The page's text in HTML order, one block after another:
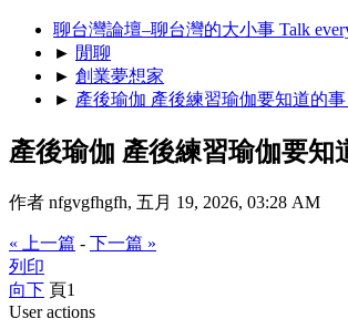
聊台灣論壇–聊台灣的大小事 Talk
► 閒聊
► 創業夢想家
► 產後瑜伽 產後練習瑜伽要知道的
產後瑜伽 產後練習瑜伽要知
作者 nfgvgfhgfh, 五月 19, 2026, 03:28 AM
« 上一篇 - 下一篇 »
列印
向下 頁1
User actions